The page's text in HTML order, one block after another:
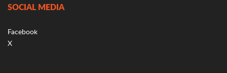
SOCIAL MEDIA
Facebook
X